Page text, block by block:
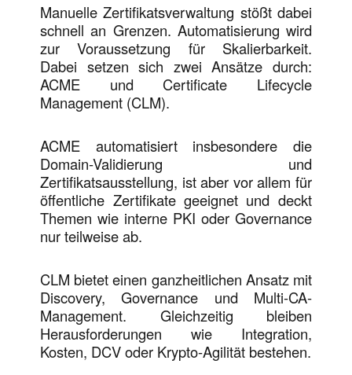
Manuelle Zertifikatsverwaltung stößt dabei
schnell an Grenzen. Automatisierung wird
zur Voraussetzung für Skalierbarkeit.
Dabei setzen sich zwei Ansätze durch:
ACME und Certificate Lifecycle
Management (CLM).
ACME automatisiert insbesondere die
Domain-Validierung und
Zertifikatsausstellung, ist aber vor allem für
öffentliche Zertifikate geeignet und deckt
Themen wie interne PKI oder Governance
nur teilweise ab.
CLM bietet einen ganzheitlichen Ansatz mit
Discovery, Governance und Multi-CA-
Management. Gleichzeitig bleiben
Herausforderungen wie Integration,
Kosten, DCV oder Krypto-Agilität bestehen.